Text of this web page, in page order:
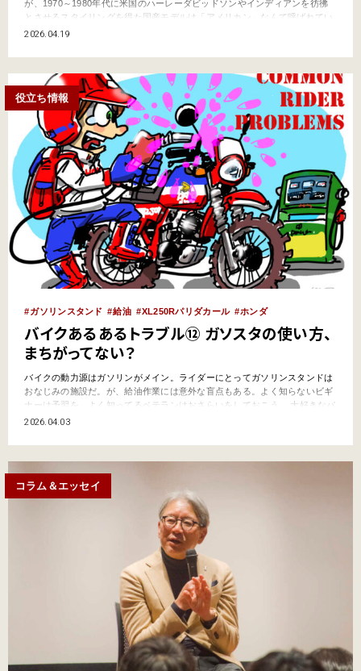
が、1970～1980年代に米国のハーレーダビッドソンやインディアンを彷彿
とさせるスタイリングを得た国産モデルは「アメリカン」なんて呼ばれてい
たもの。そこへさらに少しばかりの揶揄を込めてジャパンのアメリカン
傾奇者！【その1】は…
2026.04.19
役立ち情報
ガソリンスタンド 給油 XL250Rパリダカール ホンダ
バイクあるあるトラブル⑫ ガソスタの使い方、
まちがってない？
バイクの動力源はガソリンがメイン。ライダーにとってガソリンスタンドは
おなじみの施設だ。が、給油作業には意外な盲点もある。よく知らないビギ
ナーは予習を、よく知ってるベテランはおさらいをしておこう。 大好きなバ
イク、知ってるつもり、乗れてるつもりでも、ミスやトラブルはつきもの
知っておこう。 給油はどうやるの？ どこから入れる…
2026.04.03
コラム＆エッセイ